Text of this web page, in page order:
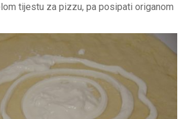
tijestu za pizzu, pa posipati origanom